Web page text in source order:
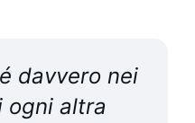
davvero nei
ogni altra